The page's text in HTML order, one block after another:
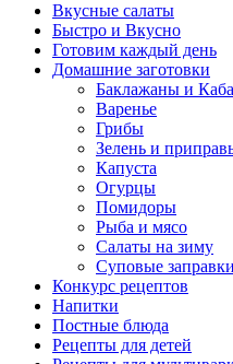
Вкусные салаты
Быстро и Вкусно
Готовим каждый день
Домашние заготовки
Баклажаны и
Варенье
Грибы
Зелень и
Капуста
Огурцы
Помидоры
Рыба и мясо
Салаты на зиму
Суповые заправки
Конкурс рецептов
Напитки
Постные блюда
Рецепты для детей